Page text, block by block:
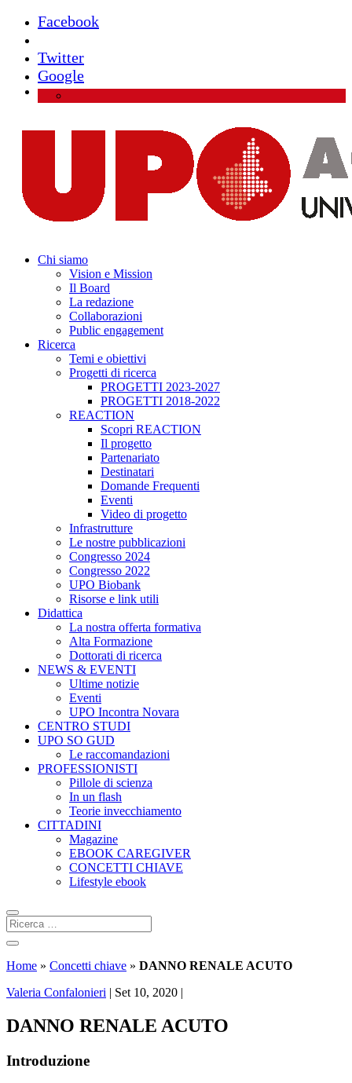
Facebook
Twitter
Google
Chi siamo
Vision e Mission
Il Board
La redazione
Collaborazioni
Public engagement
Ricerca
Temi e obiettivi
Progetti di ricerca
PROGETTI 2023-2027
PROGETTI 2018-2022
REACTION
Scopri REACTION
Il progetto
Partenariato
Destinatari
Domande Frequenti
Eventi
Video di progetto
Infrastrutture
Le nostre pubblicazioni
Congresso 2024
Congresso 2022
UPO Biobank
Risorse e link utili
Didattica
La nostra offerta formativa
Alta Formazione
Dottorati di ricerca
NEWS & EVENTI
Ultime notizie
Eventi
UPO Incontra Novara
CENTRO STUDI
UPO SO GUD
Le raccomandazioni
PROFESSIONISTI
Pillole di scienza
In un flash
Teorie invecchiamento
CITTADINI
Magazine
EBOOK CAREGIVER
CONCETTI CHIAVE
Lifestyle ebook
Home » Concetti chiave » DANNO RENALE ACUTO
Valeria Confalonieri | Set 10, 2020 |
DANNO RENALE ACUTO
Introduzione